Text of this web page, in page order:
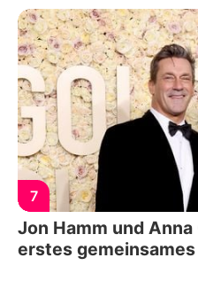
7
Jon Hamm und
erstes gemeinsames